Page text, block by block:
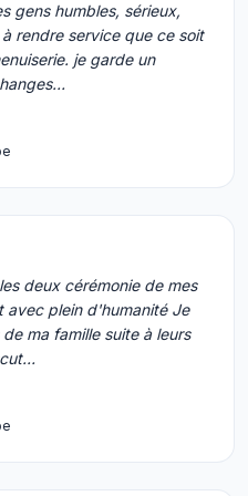
gens humbles, sérieux,
rendre service que ce soit
je garde un
deux cérémonie de mes
avec plein d'humanité Je
ma famille suite à leurs